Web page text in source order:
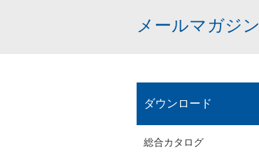
メールマガジン
ダウンロード
総合カタログ